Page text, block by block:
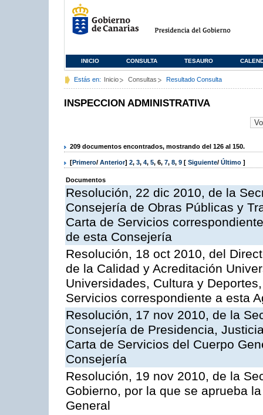
INICIO CONSULTA TESAURO
Estás en: Inicio Consultas Resultado Consulta
INSPECCION ADMINISTRATIVA
209 documentos encontrados, mostrando del 126 al 150.
[Primero/ Anterior] 2, 3, 4, 5, 6, 7, 8, 9 [ Siguiente/ Último ]
Documentos
Resolución, 22 dic 2010, de la
Consejería de Obras Públicas y
Carta de Servicios
de esta Consejería
Resolución, 18 oct 2010, del
de la Calidad y Acreditación
Universidades, Cultura y
Servicios correspondiente a esta
Resolución, 17 nov 2010, de la
Consejería de Presidencia,
Carta de Servicios del Cuerpo
Consejería
Resolución, 19 nov 2010, de la
Gobierno, por la que se aprueba
General